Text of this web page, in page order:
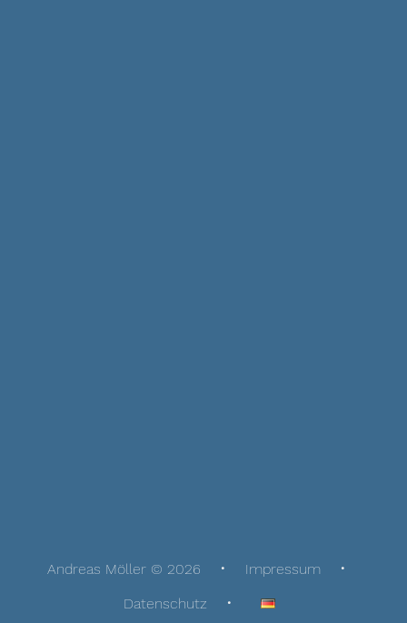
Andreas Möller © 2026
Impressum
Datenschutz